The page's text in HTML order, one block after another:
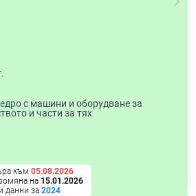
с машини и оборудване за
и части за тях
към 05.08.2026
на 15.01.2026
данни за 2024